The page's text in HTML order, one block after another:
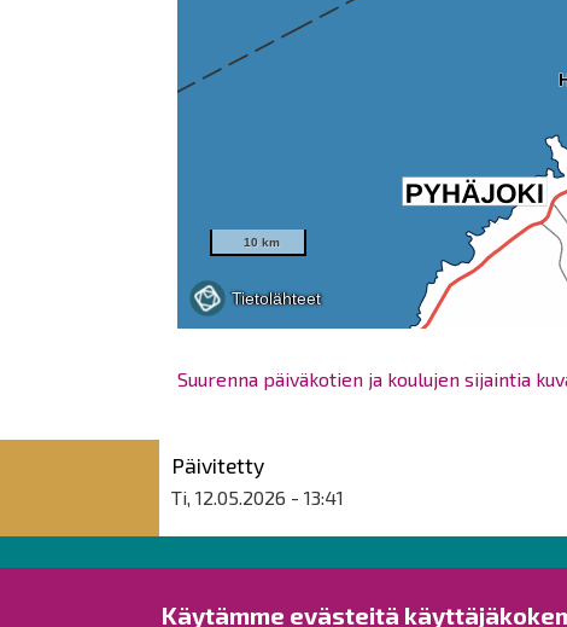
Käytämme evästeitä
Suurenna päiväkotien ja koulujen sijaintia
Päivitetty
Ti, 12.05.2026 - 13:41
Raahen kaupunki